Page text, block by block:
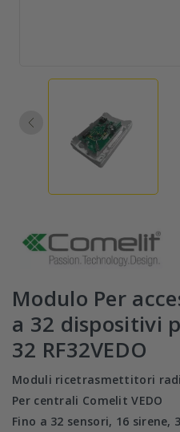
Modulo Per
a 32 dispositivi
32 RF32VEDO
Moduli ricetrasmettitori
Per centrali Comelit VEDO
Fino a 32 sensori, 16 sirene,